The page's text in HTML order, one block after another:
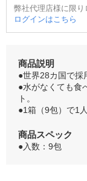
弊社代理店様に限
ログインはこちら
商品説明
●世界28カ国で採
●水がなくても食
ト。
●1箱（9包）で1
商品スペック
●入数：9包